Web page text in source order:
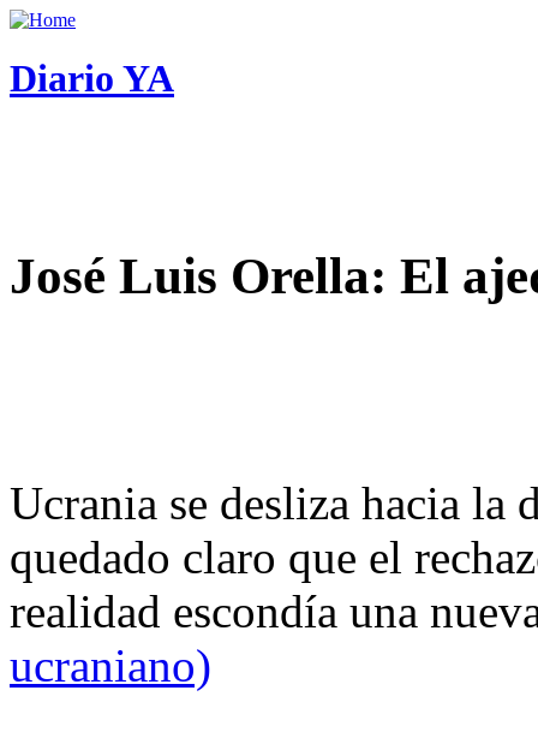
Diario YA
José Luis Orella: El
Ucrania se desliza hacia
quedado claro que el
realidad escondía una
ucraniano)